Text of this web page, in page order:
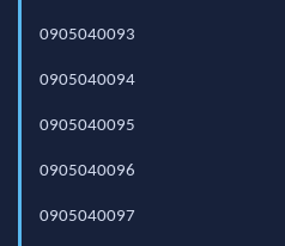
0905040093
0905040094
0905040095
0905040096
0905040097